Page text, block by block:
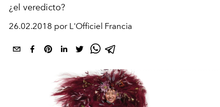
¿el veredicto?
26.02.2018 por L'Officiel Francia